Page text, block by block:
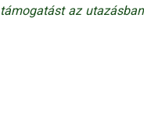
az utazásban